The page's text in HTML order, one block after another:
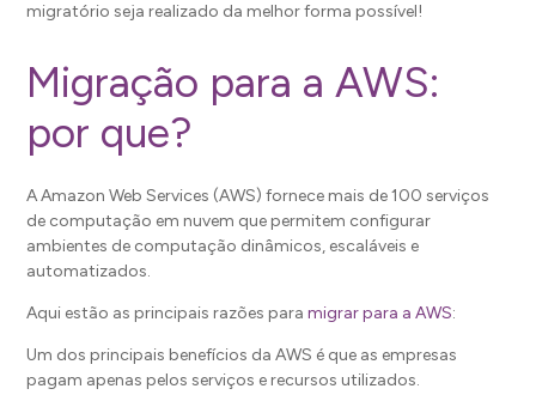
migratório seja realizado da melhor forma possível!
Migração para a AWS:
por que?
A Amazon Web Services (AWS) fornece mais de 100 serviços
de computação em nuvem que permitem configurar
ambientes de computação dinâmicos, escaláveis ​​e
automatizados.
Aqui estão as principais razões paramigrar para a AWS:
Um dos principais benefícios da AWS é que as empresas
pagam apenas pelos serviços e recursos utilizados.